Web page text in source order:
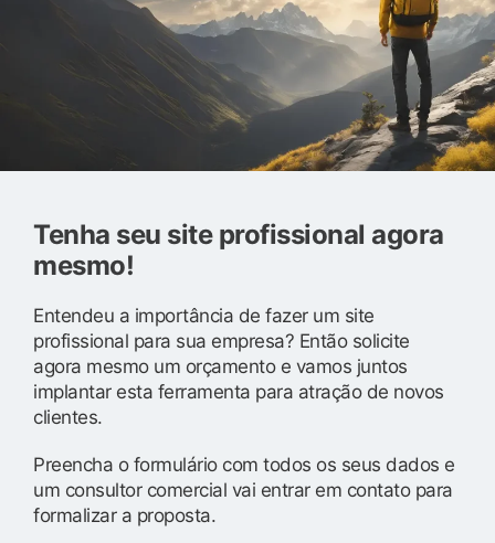
Tenha seu site profissional agora
mesmo!
Entendeu a importância de fazer um site
profissional para sua empresa? Então solicite
agora mesmo um orçamento e vamos juntos
implantar esta ferramenta para atração de novos
clientes.
Preencha o formulário com todos os seus dados e
um consultor comercial vai entrar em contato para
formalizar a proposta.